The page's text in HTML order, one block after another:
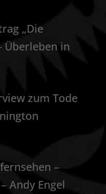
„Die
Überleben in
zum Tode
–
Andy Engel